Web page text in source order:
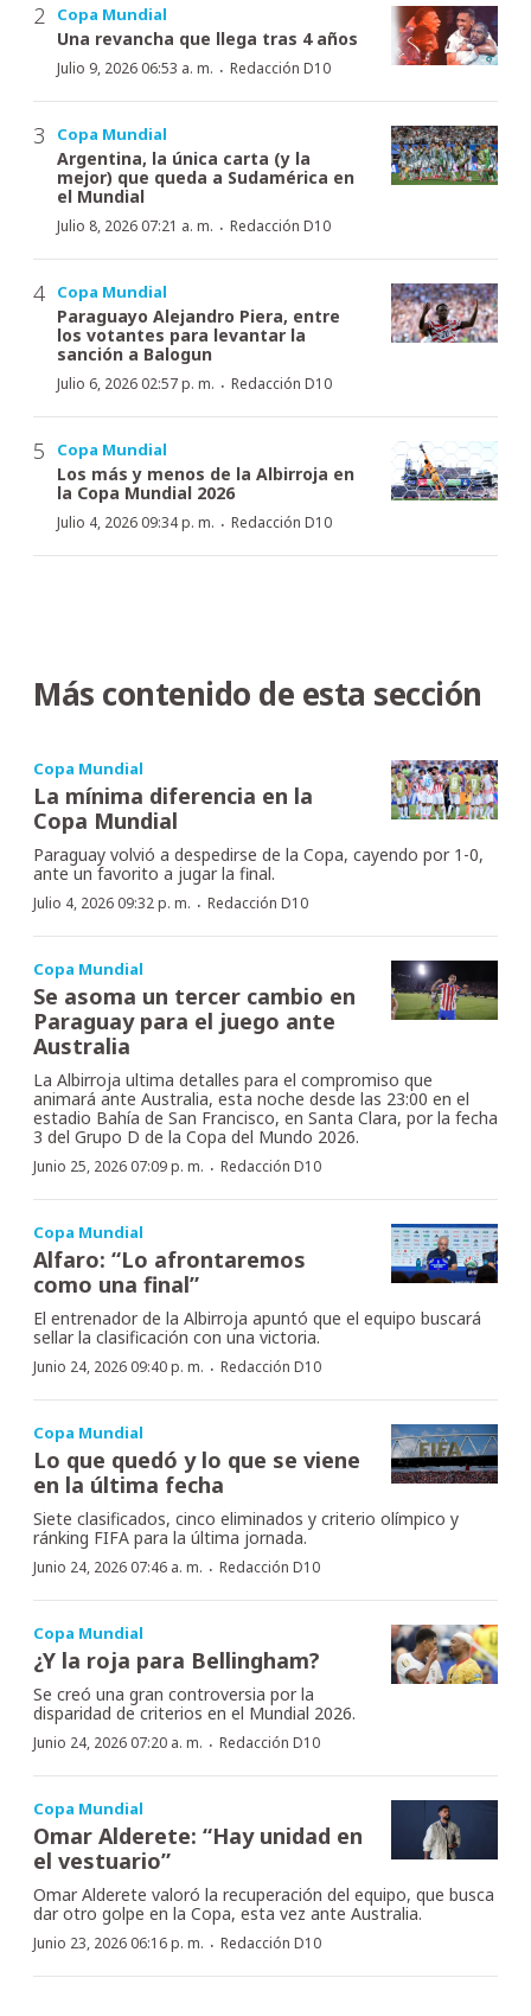
Copa Mundial
Una revancha que llega tras 4 años
Julio 9, 2026 06:53 a. m. · Redacción D10
Copa Mundial
Argentina, la única carta (y la
mejor) que queda a Sudamérica en
el Mundial
Julio 8, 2026 07:21 a. m. · Redacción D10
Copa Mundial
Paraguayo Alejandro Piera, entre
los votantes para levantar la
sanción a Balogun
Julio 6, 2026 02:57 p. m. · Redacción D10
Copa Mundial
Los más y menos de la Albirroja en
la Copa Mundial 2026
Julio 4, 2026 09:34 p. m. · Redacción D10
Más contenido de esta sección
Copa Mundial
La mínima diferencia en la
Copa Mundial
Paraguay volvió a despedirse de la Copa, cayendo por 1-0,
ante un favorito a jugar la final.
Julio 4, 2026 09:32 p. m. · Redacción D10
Copa Mundial
Se asoma un tercer cambio en
Paraguay para el juego ante
Australia
La Albirroja ultima detalles para el compromiso que
animará ante Australia, esta noche desde las 23:00 en el
estadio Bahía de San Francisco, en Santa Clara, por la fecha
3 del Grupo D de la Copa del Mundo 2026.
Junio 25, 2026 07:09 p. m. · Redacción D10
Copa Mundial
Alfaro: “Lo afrontaremos
como una final”
El entrenador de la Albirroja apuntó que el equipo buscará
sellar la clasificación con una victoria.
Junio 24, 2026 09:40 p. m. · Redacción D10
Copa Mundial
Lo que quedó y lo que se viene
en la última fecha
Siete clasificados, cinco eliminados y criterio olímpico y
ránking FIFA para la última jornada.
Junio 24, 2026 07:46 a. m. · Redacción D10
Copa Mundial
¿Y la roja para Bellingham?
Se creó una gran controversia por la
disparidad de criterios en el Mundial 2026.
Junio 24, 2026 07:20 a. m. · Redacción D10
Copa Mundial
Omar Alderete: “Hay unidad en
el vestuario”
Omar Alderete valoró la recuperación del equipo, que busca
dar otro golpe en la Copa, esta vez ante Australia.
Junio 23, 2026 06:16 p. m. · Redacción D10